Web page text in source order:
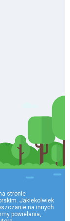
stronie
Jakiekolwiek
na innych
powielania,